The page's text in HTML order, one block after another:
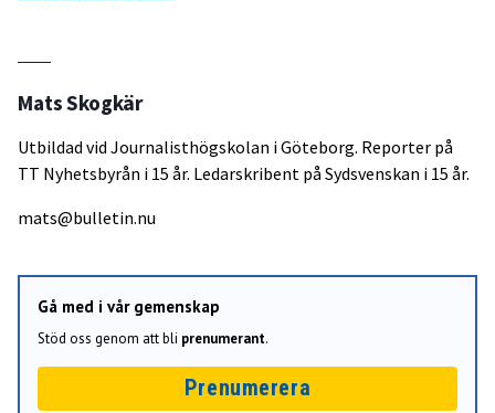
Mats Skogkär
Utbildad vid Journalisthögskolan i Göteborg. Reporter på
TT Nyhetsbyrån i 15 år. Ledarskribent på Sydsvenskan i 15 år.
mats@bulletin.nu
Gå med i vår gemenskap
Stöd oss genom att bli prenumerant.
Prenumerera